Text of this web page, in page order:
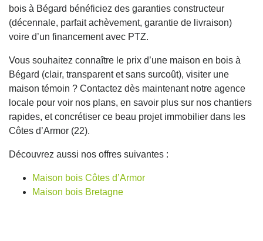
bois à Bégard bénéficiez des garanties constructeur
(décennale, parfait achèvement, garantie de livraison)
voire d’un financement avec PTZ.
Vous souhaitez connaître le prix d’une maison en bois à
Bégard (clair, transparent et sans surcoût), visiter une
maison témoin ? Contactez dès maintenant notre agence
locale pour voir nos plans, en savoir plus sur nos chantiers
rapides, et concrétiser ce beau projet immobilier dans les
Côtes d’Armor (22).
Découvrez aussi nos offres suivantes :
Maison bois Côtes d’Armor
Maison bois Bretagne